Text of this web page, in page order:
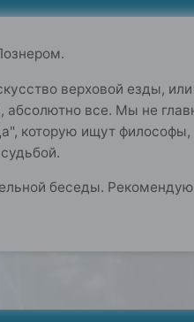
верховой езды,
все. Мы не
которую ищут
беседы.